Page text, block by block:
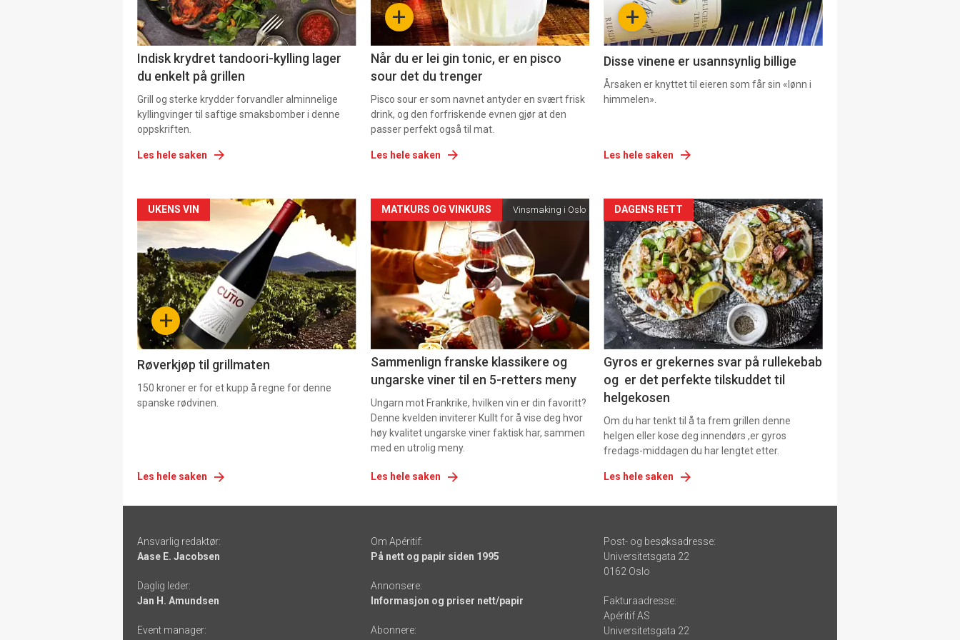
Indisk krydret tandoori-kylling lager
du enkelt på grillen
Grill og sterke krydder forvandler alminnelige
kyllingvinger til saftige smaksbomber i denne
oppskriften.
Les hele saken
+
Når du er lei gin tonic, er en pisco
sour det du trenger
Pisco sour er som navnet antyder en svært frisk
drink, og den forfriskende evnen gjør at den
passer perfekt også til mat.
Les hele saken
3 +
Disse vinene er usannsynlig billige
Årsaken er knyttet til eieren som får sin «lønn i
himmelen».
Les hele saken
Forsiden
akkurat
nå
-
4 +
UKENS VIN
Røverkjøp til grillmaten
150 kroner er for et kupp å regne for denne
spanske rødvinen.
Les hele saken
Forsiden
akkurat
nå
-
5
MATKURS OG VINKURS Vinsmaking i Oslo
Sammenlign franske klassikere og
ungarske viner til en 5-retters meny
Ungarn mot Frankrike, hvilken vin er din favoritt?
Denne kvelden inviterer Kullt for å vise deg hvor
høy kvalitet ungarske viner faktisk har, sammen
med en utrolig meny.
Les hele saken
Forsiden
akkurat
nå
-
6
DAGENS RETT
Gyros er grekernes svar på rullekebab
og er det perfekte tilskuddet til
helgekosen
Om du har tenkt til å ta frem grillen denne
helgen eller kose deg innendørs ,er gyros
fredags-middagen du har lengtet etter.
Les hele saken
-
links
Ansvarlig redaktør:
Aase E. Jacobsen
Daglig leder:
Jan H. Amundsen
Event manager:
Om Apéritif:
På nett og papir siden 1995
Annonsere:
Informasjon og priser nett/papir
Abonnere:
Post- og besøksadresse:
Universitetsgata 22
0162 Oslo
Fakturaadresse:
Apéritif AS
Universitetsgata 22